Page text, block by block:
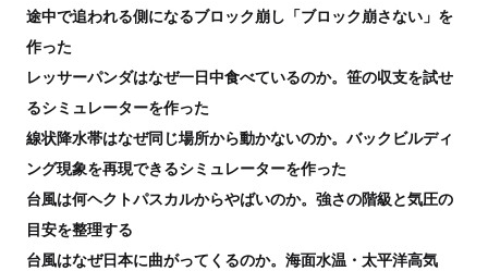
途中で追われる側になるブロック崩し「ブロック崩さない」を
作った
レッサーパンダはなぜ一日中食べているのか。笹の収支を試せ
るシミュレーターを作った
線状降水帯はなぜ同じ場所から動かないのか。バックビルディ
ング現象を再現できるシミュレーターを作った
台風は何ヘクトパスカルからやばいのか。強さの階級と気圧の
目安を整理する
台風はなぜ日本に曲がってくるのか。海面水温・太平洋高気